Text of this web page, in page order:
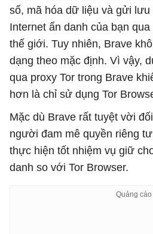
số, mã hóa dữ liệu và gửi
Internet ẩn danh của bạn
thế giới. Tuy nhiên, Brave
dạng theo mặc định. Vì vậy,
qua proxy Tor trong Brave
hơn là chỉ sử dụng Tor
Mặc dù Brave rất tuyệt vời
người đam mê quyền riêng
thực hiện tốt nhiệm vụ giữ
danh so với Tor Browser.